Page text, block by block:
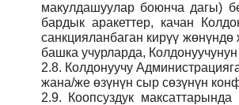
макулдашуулар боюнча дагы)
бардык аракеттер, качан
санкцияланбаган кирүү
башка учурларда,
2.8. Колдонуучу
жана/же өзүнүн сыр сөзүнүн
2.9. Коопсуздук